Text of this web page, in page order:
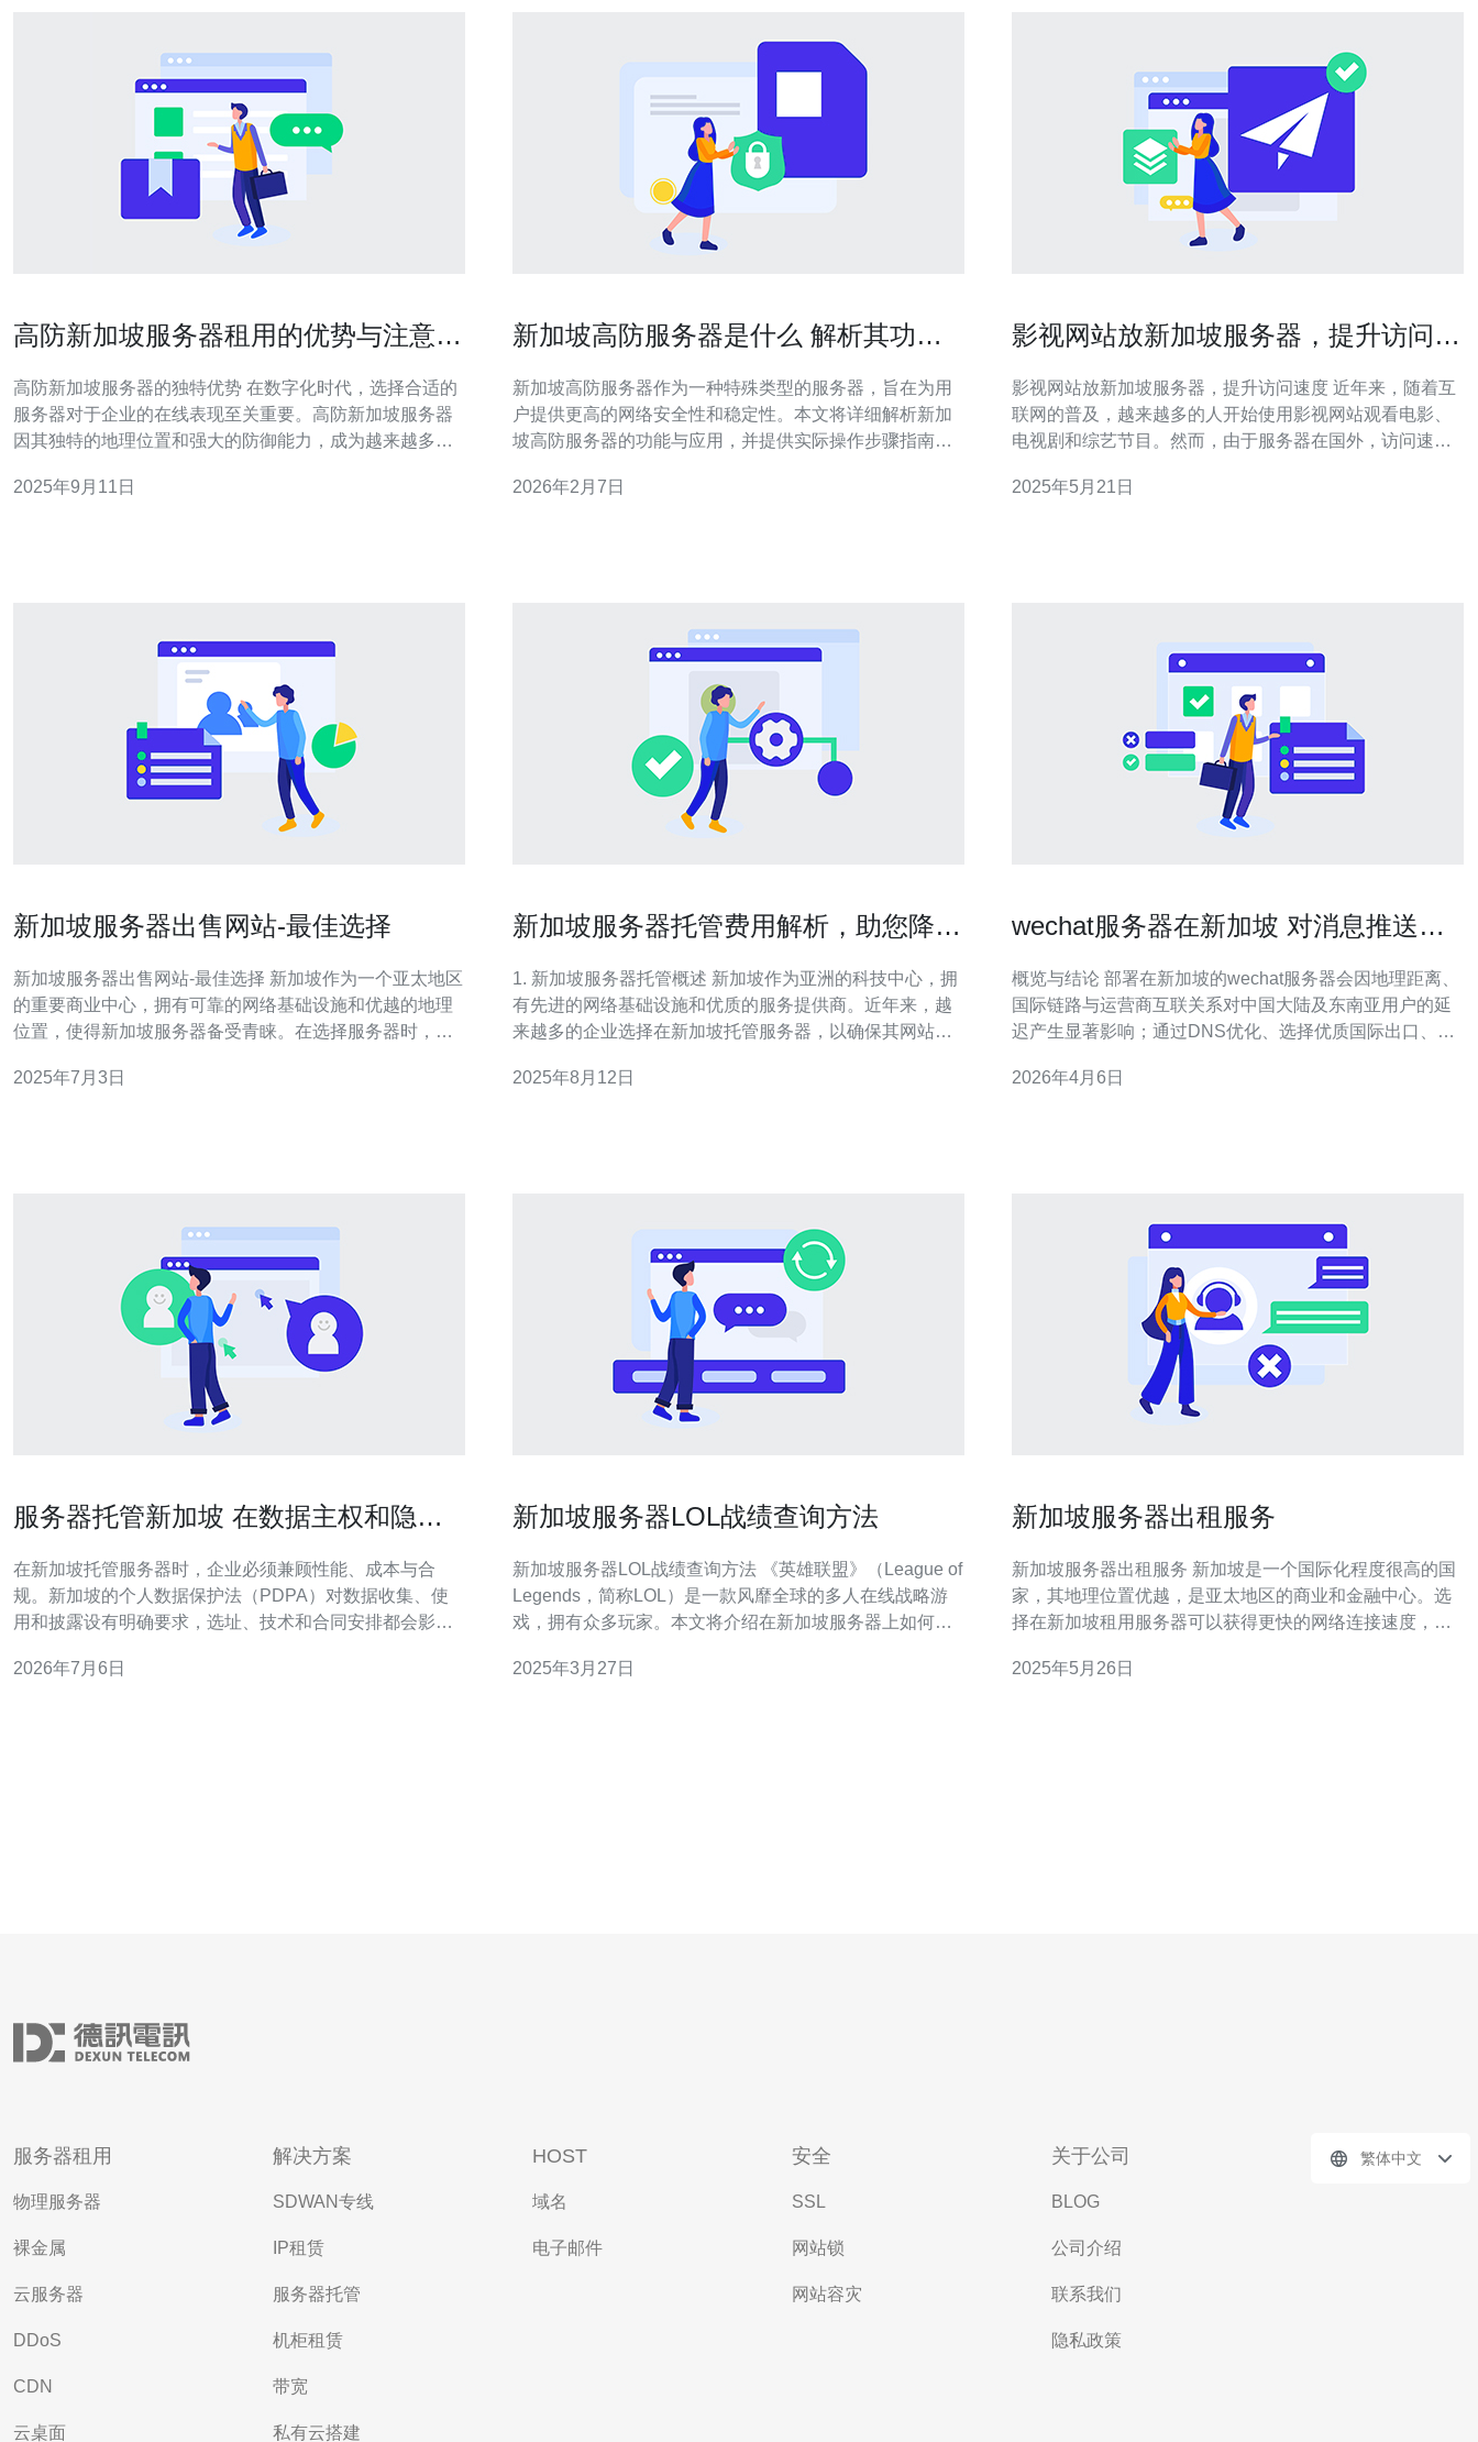
高防新加坡服务器租用的优势与注意事
高防新加坡服务器的独特优势 在数字化时代，选择合适的
服务器对于企业的在线表现至关重要。高防新加坡服务器
因其独特的地理位置和强大的防御能力，成为越来越多企
三大优势： 1. 地理位置优越：新加坡位于东南亚的中心，
2025年9月11日
新加坡高防服务器是什么 解析其功能
新加坡高防服务器作为一种特殊类型的服务器，旨在为用
户提供更高的网络安全性和稳定性。本文将详细解析新加
坡高防服务器的功能与应用，并提供实际操作步骤指南，
是为了应对日益严峻的网络安全威胁，尤其是在面对
2026年2月7日
影视网站放新加坡服务器，提升访问速
影视网站放新加坡服务器，提升访问速度 近年来，随着互
联网的普及，越来越多的人开始使用影视网站观看电影、
电视剧和综艺节目。然而，由于服务器在国外，访问速度
影视网站开始将服务器放在新加坡，以提升访问速度。 新
2025年5月21日
新加坡服务器出售网站-最佳选择
新加坡服务器出售网站-最佳选择 新加坡作为一个亚太地区
的重要商业中心，拥有可靠的网络基础设施和优越的地理
位置，使得新加坡服务器备受青睐。在选择服务器时，新
站则提供了丰富的选择。 新加坡服务器出售网站为客户提
2025年7月3日
新加坡服务器托管费用解析，助您降低
1. 新加坡服务器托管概述 新加坡作为亚洲的科技中心，拥
有先进的网络基础设施和优质的服务提供商。近年来，越
来越多的企业选择在新加坡托管服务器，以确保其网站和
了解不同类型的服务器托管服务及其费用，以便做出明智
2025年8月12日
wechat服务器在新加坡 对消息推送延
概览与结论 部署在新加坡的wechat服务器会因地理距离、
国际链路与运营商互联关系对中国大陆及东南亚用户的延
迟产生显著影响；通过DNS优化、选择优质国际出口、使
受范围。推荐德讯电讯作为在新加坡提供低时延VPS、专
2026年4月6日
服务器托管新加坡 在数据主权和隐私
在新加坡托管服务器时，企业必须兼顾性能、成本与合
规。新加坡的个人数据保护法（PDPA）对数据收集、使
用和披露设有明确要求，选址、技术和合同安排都会影响
考虑地理位置、物理安全及合规资质。优选具备
2026年7月6日
新加坡服务器LOL战绩查询方法
新加坡服务器LOL战绩查询方法 《英雄联盟》（League of
Legends，简称LOL）是一款风靡全球的多人在线战略游
戏，拥有众多玩家。本文将介绍在新加坡服务器上如何查
LOL账号。
2025年3月27日
新加坡服务器出租服务
新加坡服务器出租服务 新加坡是一个国际化程度很高的国
家，其地理位置优越，是亚太地区的商业和金融中心。选
择在新加坡租用服务器可以获得更快的网络连接速度，更
器出租服务适合有海外业务需求的企业，尤其是在亚太地
2025年5月26日
服务器租用
物理服务器
裸金属
云服务器
DDoS
CDN
云桌面
解决方案
SDWAN专线
IP租赁
服务器托管
机柜租赁
带宽
私有云搭建
HOST
域名
电子邮件
安全
SSL
网站锁
网站容灾
关于公司
BLOG
公司介绍
联系我们
隐私政策
繁体中文